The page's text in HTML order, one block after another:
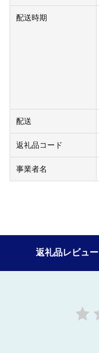
配送時期
配送
返礼品コード
事業者名
返礼品レビュー